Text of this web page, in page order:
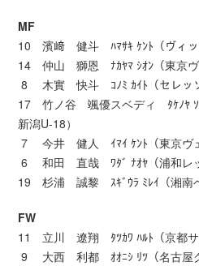
MF
10 濱﨑 健斗 ﾊﾏｻｷ ｹﾝﾄ（ヴィッ
14 仲山 獅恩 ﾅｶﾔﾏ ｼｵﾝ（東京ヴ
8 木實 快斗 ｺﾉﾐ ｶｲﾄ（セレッソ
17 竹ノ谷 颯優スベディ ﾀｹﾉﾔ ｿｳ
新潟U-18）
7 今井 健人 ｲﾏｲ ｹﾝﾄ（東京ヴェ
6 和田 直哉 ﾜﾀﾞ ﾅｵﾔ（浦和レッ
19 杉浦 誠黎 ｽｷﾞｳﾗ ﾐﾚｲ（湘南ベ
FW
11 立川 遼翔 ﾀﾂｶﾜ ﾊﾙﾄ（京都サ
9 大西 利都 ｵｵﾆｼ ﾘﾂ（名古屋グ